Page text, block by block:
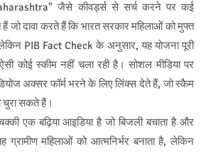
जैसे कीवर्ड्स से सर्च करने पर कई
जो दावा करते हैं कि भारत सरकार महिलाओं को मुफ्त
PIB Fact Check के अनुसार, यह योजना पूरी
कोई स्कीम नहीं चला रही है। सोशल मीडिया पर
अक्सर फॉर्म भरने के लिए लिंक्स देते हैं, जो स्कैम
चुरा सकते हैं।
एक बढ़िया आइडिया है जो बिजली बचाता है और
ग्रामीण महिलाओं को आत्मनिर्भर बनाता है, लेकिन